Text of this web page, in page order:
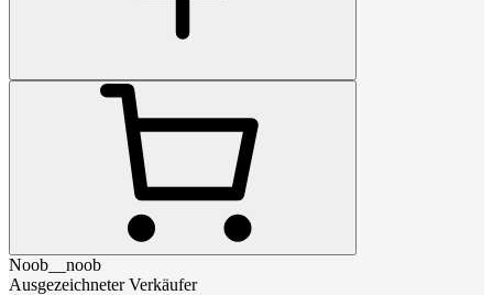
Noob__noob
Ausgezeichneter Verkäufer